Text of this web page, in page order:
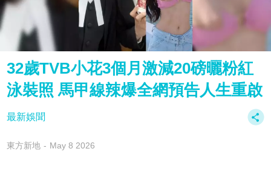
32歲TVB小花3個月激減20磅曬粉紅
泳裝照 馬甲線辣爆全網預告人生重啟
最新娛聞
東方新地 May 8 2026